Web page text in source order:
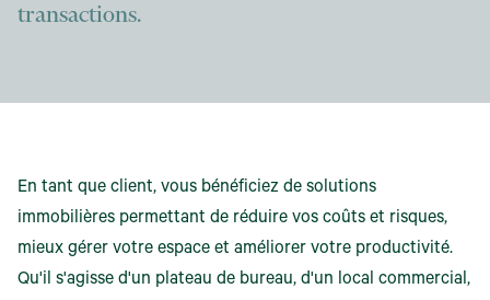
transactions.
En tant que client, vous bénéficiez de solutions
immobilières permettant de réduire vos coûts et risques,
mieux gérer votre espace et améliorer votre productivité.
Qu'il s'agisse d'un plateau de bureau, d'un local commercial,